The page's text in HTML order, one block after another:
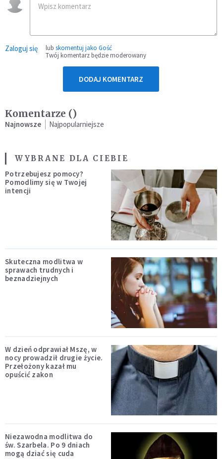
Zaloguj się lub skomentuj jako Gość
Twój komentarz będzie moderowany
DODAJ KOMENTARZ
Komentarze ()
Najnowsze Najpopularniejsze
WYBRANE DLA CIEBIE
Potrzebujesz pomocy?
Pomodlimy się w Twojej
intencji
Skuteczna modlitwa w
sprawach trudnych i
beznadziejnych
W dzień odprawiał Mszę, w
nocy prowadził drugie życie.
Przełożony kazał mu
opuścić zakon
Niezawodna modlitwa do
św. Szarbela. Po 9 dniach
mogą dziać się cuda